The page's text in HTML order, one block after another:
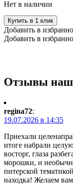
Нет в наличии
Купить в 1 клик
Добавить в
Добавить в
Отзывы
regina72:
19.07.2026 в 14:35
Приехали
итоге набрали
восторг, глаза
морошки, и
питерской
находка! Желаем